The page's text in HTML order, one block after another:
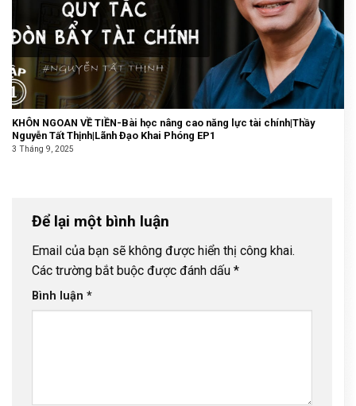
KHÔN NGOAN VỀ TIỀN-Bài học nâng cao năng lực tài chính|Thầy
Nguyễn Tất Thịnh|Lãnh Đạo Khai Phóng EP1
3 Tháng 9, 2025
Để lại một bình luận
Email của bạn sẽ không được hiển thị công khai.
Các trường bắt buộc được đánh dấu *
Bình luận *